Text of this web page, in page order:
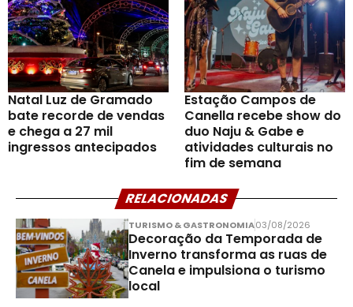
Natal Luz de Gramado
bate recorde de vendas
e chega a 27 mil
ingressos antecipados
Estação Campos de
Canella recebe show do
duo Naju & Gabe e
atividades culturais no
fim de semana
RELACIONADAS
TURISMO & GASTRONOMIA03/08/2026
Decoração da Temporada de
Inverno transforma as ruas de
Canela e impulsiona o turismo
local